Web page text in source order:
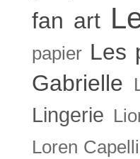
fan art
papier Les
Gabrielle
Lingerie
Loren Capelli